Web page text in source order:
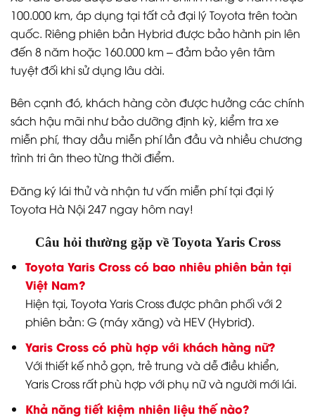
100.000 km, áp dụng tại tất cả đại lý Toyota trên toàn
quốc. Riêng phiên bản Hybrid được bảo hành pin lên
đến 8 năm hoặc 160.000 km – đảm bảo yên tâm
tuyệt đối khi sử dụng lâu dài.
Bên cạnh đó, khách hàng còn được hưởng các chính
sách hậu mãi như bảo dưỡng định kỳ, kiểm tra xe
miễn phí, thay dầu miễn phí lần đầu và nhiều chương
trình tri ân theo từng thời điểm.
Đăng ký lái thử và nhận tư vấn miễn phí tại đại lý
Toyota Hà Nội 247 ngay hôm nay!
Câu hỏi thường gặp về Toyota Yaris Cross
Toyota Yaris Cross có bao nhiêu phiên bản tại
Việt Nam?
Hiện tại, Toyota Yaris Cross được phân phối với 2
phiên bản: G (máy xăng) và HEV (Hybrid).
Yaris Cross có phù hợp với khách hàng nữ?
Với thiết kế nhỏ gọn, trẻ trung và dễ điều khiển,
Yaris Cross rất phù hợp với phụ nữ và người mới lái.
Khả năng tiết kiệm nhiên liệu thế nào?